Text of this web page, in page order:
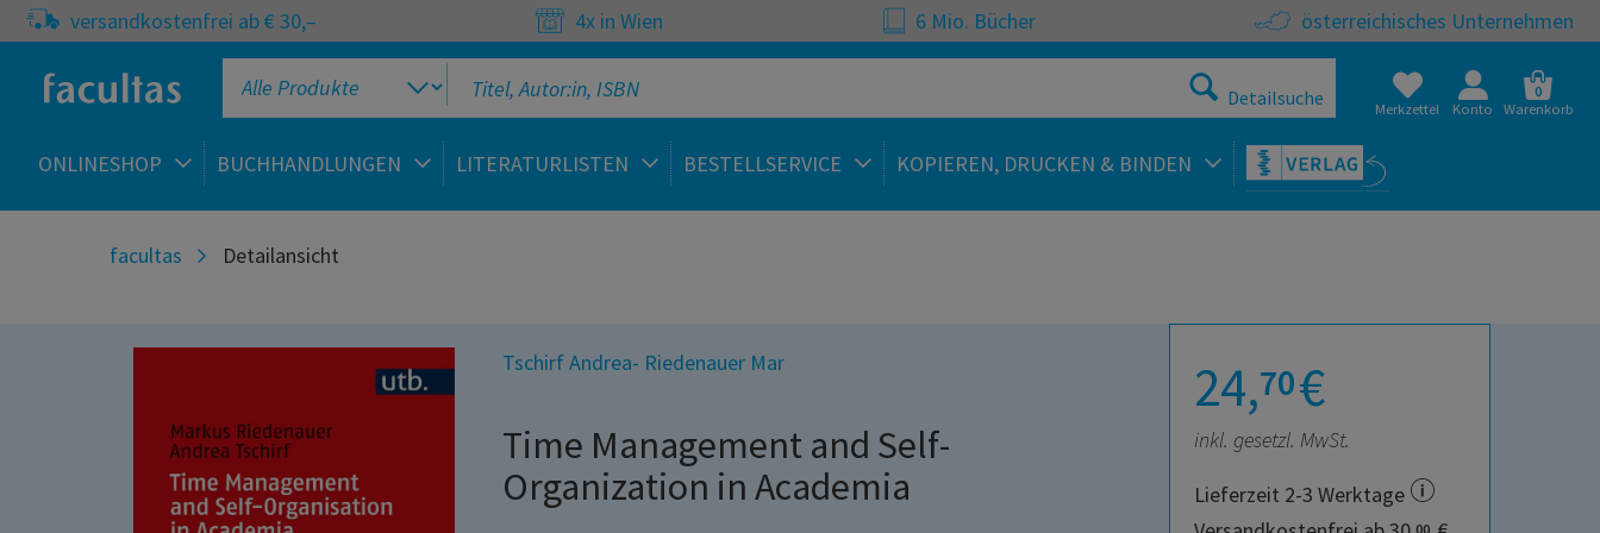
versandkostenfrei ab € 30,– 4x in Wien 6 Mio. Bücher österreichisches Unternehmen
Detailsuche Merkzettel Konto
0
Warenkorb
ONLINESHOP BUCHHANDLUNGEN LITERATURLISTEN BESTELLSERVICE KOPIEREN, DRUCKEN & BINDEN
facultas Detailansicht
Tschirf Andrea- Riedenauer Mar
Time Management and Self-
Organization in Academia
24,70€
inkl. gesetzl. MwSt.
Lieferzeit 2-3 Werktage
00